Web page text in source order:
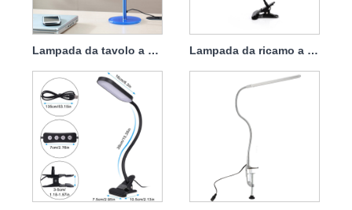
Lampada da tavolo a LED pieghevole in metallo creativo Lampada da ricamo a LED Lampada a collo di cigno flessibile in metallo